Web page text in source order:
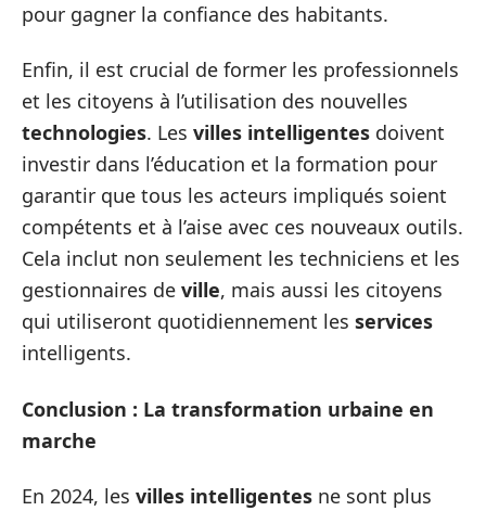
pour gagner la confiance des habitants.
Enfin, il est crucial de former les professionnels
et les citoyens à l’utilisation des nouvelles
technologies. Les villes intelligentes doivent
investir dans l’éducation et la formation pour
garantir que tous les acteurs impliqués soient
compétents et à l’aise avec ces nouveaux outils.
Cela inclut non seulement les techniciens et les
gestionnaires de ville, mais aussi les citoyens
qui utiliseront quotidiennement les services
intelligents.
Conclusion : La transformation urbaine en
marche
En 2024, les villes intelligentes ne sont plus